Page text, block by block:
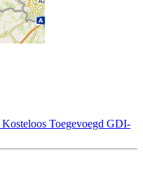
Kosteloos Toegevoegd GDI-